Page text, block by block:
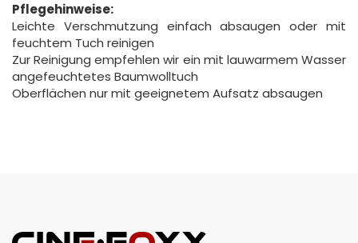
Pflegehinweise:
Leichte Verschmutzung einfach absaugen oder mit
feuchtem Tuch reinigen
Zur Reinigung empfehlen wir ein mit lauwarmem Wasser
angefeuchtetes Baumwolltuch
Oberflächen nur mit geeignetem Aufsatz absaugen